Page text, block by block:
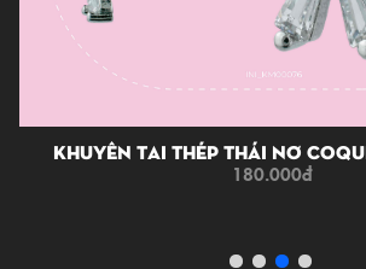
Khuyên Tai Thép Thái Nơ
180.000đ